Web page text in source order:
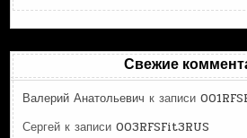
Свежие
Валерий Анатольевич к записи
Сергей к записи003RFSFit3RUS